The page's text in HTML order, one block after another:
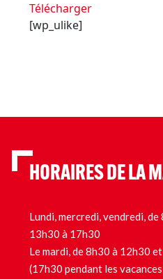
Télécharger
[wp_ulike]
HORAIRES DE LA
Lundi, mercredi, vendredi,
13h30 à 17h30
Le mardi, de 8h30 à 12h30
(17h30 pendant les